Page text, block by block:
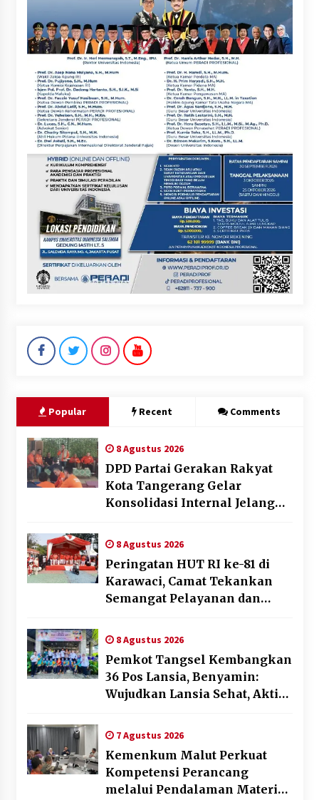
Popular Recent Comments
8 Agustus 2026
DPD Partai Gerakan Rakyat
Kota Tangerang Gelar
Konsolidasi Internal Jelang
8 Agustus 2026
Peringatan HUT RI ke-81 di
Karawaci, Camat Tekankan
Semangat Pelayanan dan
8 Agustus 2026
Pemkot Tangsel Kembangkan
36 Pos Lansia, Benyamin:
Wujudkan Lansia Sehat, Aktif,
7 Agustus 2026
Kemenkum Malut Perkuat
Kompetensi Perancang
melalui Pendalaman Materi